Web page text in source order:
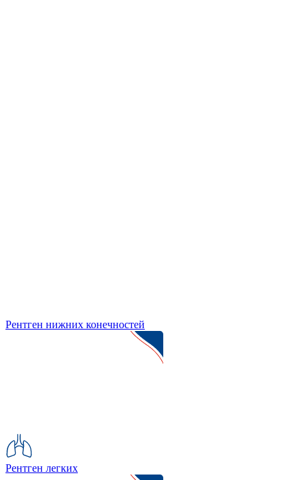
Рентген нижних конечностей
Рентген легких